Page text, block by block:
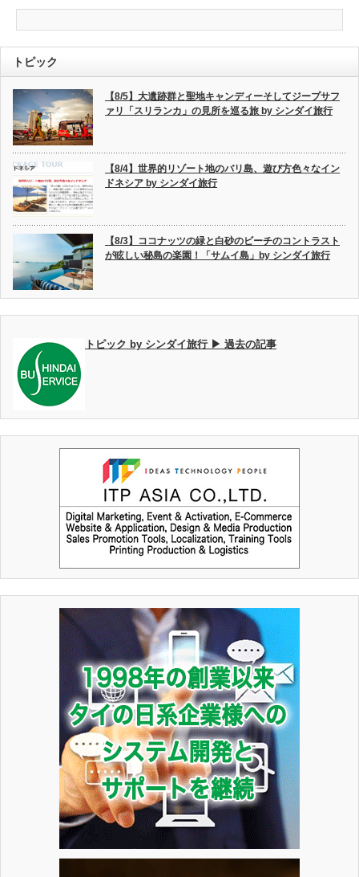
トピック
【8/5】大遺跡群と聖地キャンディーそしてジープサフ
ァリ「スリランカ」の見所を巡る旅 by シンダイ旅行
【8/4】世界的リゾート地のバリ島、遊び方色々なイン
ドネシア by シンダイ旅行
【8/3】ココナッツの緑と白砂のビーチのコントラスト
が眩しい秘島の楽園！「サムイ島」by シンダイ旅行
トピック by シンダイ旅行 ▶ 過去の記事